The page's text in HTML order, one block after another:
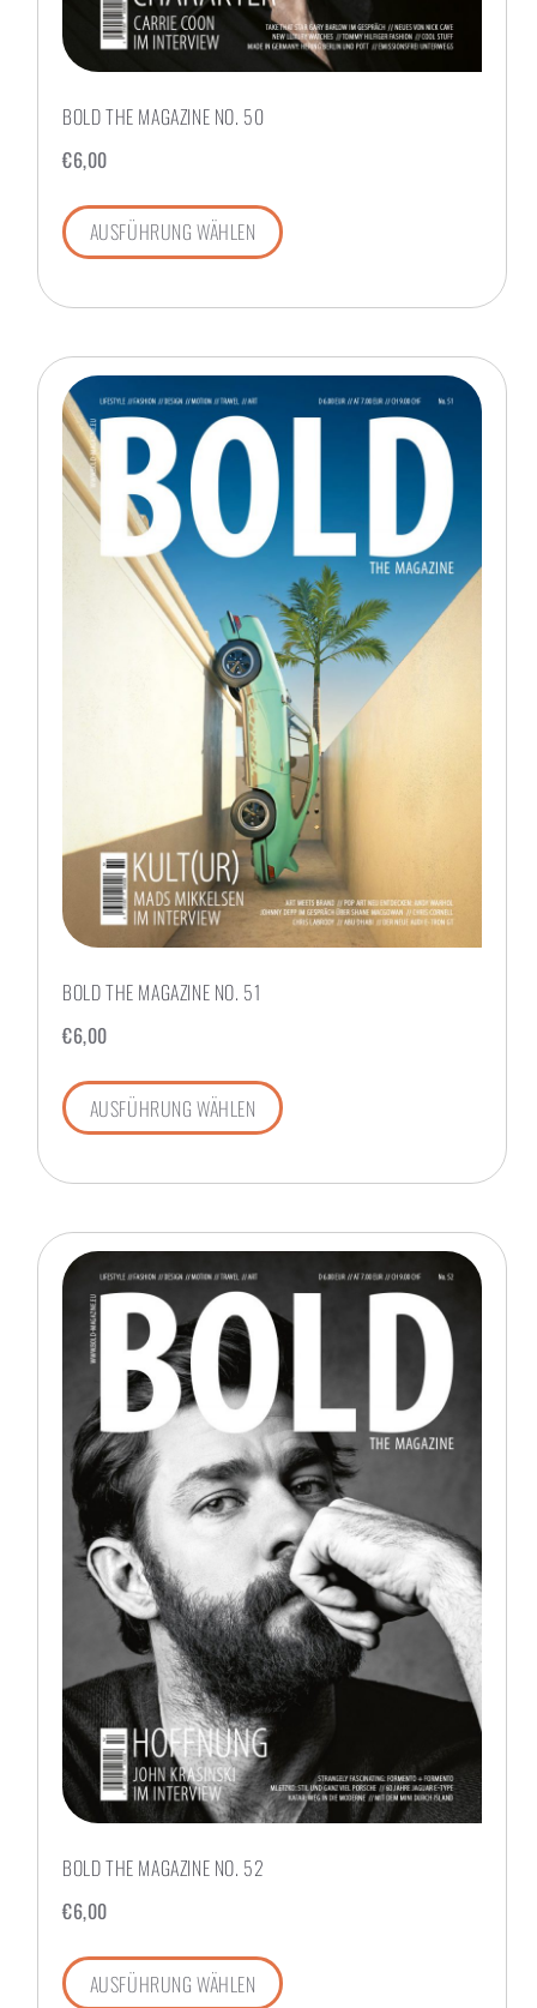
BOLD THE MAGAZINE NO. 50
€6,00
AUSFÜHRUNG WÄHLEN
BOLD THE MAGAZINE NO. 51
€6,00
AUSFÜHRUNG WÄHLEN
BOLD THE MAGAZINE NO. 52
€6,00
AUSFÜHRUNG WÄHLEN